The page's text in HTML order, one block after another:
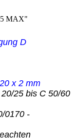
MAX"
D
x 2 mm
25 bis C 50/60
0170 -